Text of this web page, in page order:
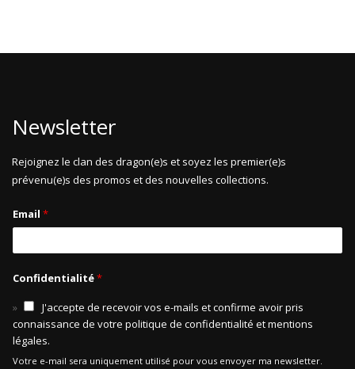
Newsletter
Rejoignez le clan des dragon(e)s et soyez les premier(e)s
prévenu(e)s des promos et des nouvelles collections.
Email *
Confidentialité*
J'accepte de recevoir vos e-mails et confirme avoir pris
connaissance de votre politique de confidentialité et mentions
légales.
Votre e-mail sera uniquement utilisé pour vous envoyer ma newsletter.